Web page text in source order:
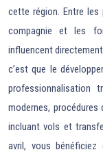
cette région. Entre
compagnie et les
influencent
c’est que le
professionnalisation
modernes, procédures
incluant vols et
avril, vous bénéficiez